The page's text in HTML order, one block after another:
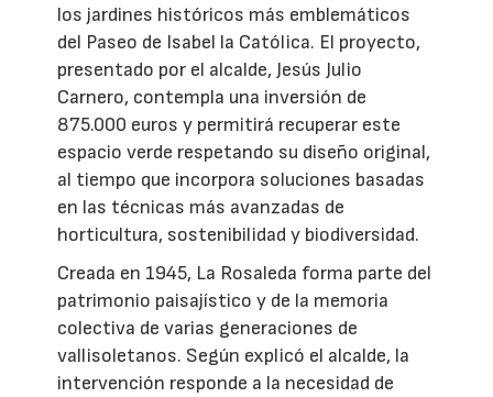
los jardines históricos más emblemáticos
del Paseo de Isabel la Católica. El proyecto,
presentado por el alcalde, Jesús Julio
Carnero, contempla una inversión de
875.000 euros y permitirá recuperar este
espacio verde respetando su diseño original,
al tiempo que incorpora soluciones basadas
en las técnicas más avanzadas de
horticultura, sostenibilidad y biodiversidad.
Creada en 1945, La Rosaleda forma parte del
patrimonio paisajístico y de la memoria
colectiva de varias generaciones de
vallisoletanos. Según explicó el alcalde, la
intervención responde a la necesidad de